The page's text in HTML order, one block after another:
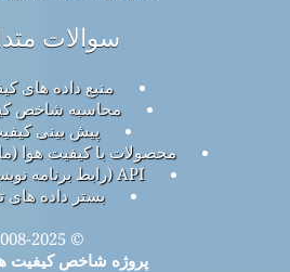
سوالات
منبع داده های
محاسبه شاخص
پیش بینی
محصولات با کیفیت هوا
API (رابط برنامه نویسی کاربردی)
بستر داده های
© 2008-2025
پروژه شاخص کیفیت